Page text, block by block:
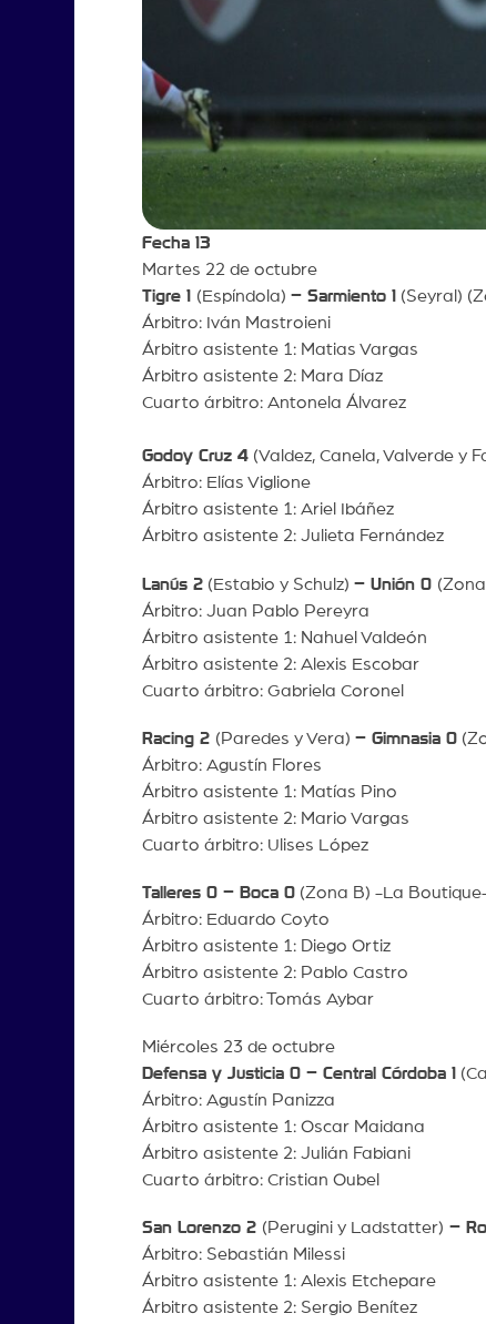
Fecha 13
Martes 22 de octubre
Tigre 1 (Espíndola) – Sarmiento 1 (Seyral)
Árbitro: Iván Mastroieni
Árbitro asistente 1: Matias Vargas
Árbitro asistente 2: Mara Díaz
Cuarto árbitro: Antonela Álvarez
Godoy Cruz 4(Valdez, Canela, Valverde y
Árbitro: Elías Viglione
Árbitro asistente 1: Ariel Ibáñez
Árbitro asistente 2: Julieta Fernández
Lanús 2(Estabio y Schulz) – Unión 0
Árbitro: Juan Pablo Pereyra
Árbitro asistente 1: Nahuel Valdeón
Árbitro asistente 2: Alexis Escobar
Cuarto árbitro: Gabriela Coronel
Racing 2 (Paredes y Vera) – Gimnasia 0
Árbitro: Agustín Flores
Árbitro asistente 1: Matías Pino
Árbitro asistente 2: Mario Vargas
Cuarto árbitro: Ulises López
Talleres 0 – Boca 0(Zona B) -La
Árbitro: Eduardo Coyto
Árbitro asistente 1: Diego Ortiz
Árbitro asistente 2: Pablo Castro
Cuarto árbitro: Tomás Aybar
Miércoles 23 de octubre
Defensa y Justicia 0 – Central Córdoba 1
Árbitro: Agustín Panizza
Árbitro asistente 1: Oscar Maidana
Árbitro asistente 2: Julián Fabiani
Cuarto árbitro: Cristian Oubel
San Lorenzo 2 (Perugini y Ladstatter) –
Árbitro: Sebastián Milessi
Árbitro asistente 1: Alexis Etchepare
Árbitro asistente 2: Sergio Benítez